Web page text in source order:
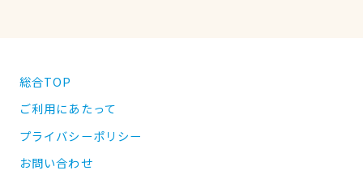
総合TOP
ご利用にあたって
プライバシーポリシー
お問い合わせ